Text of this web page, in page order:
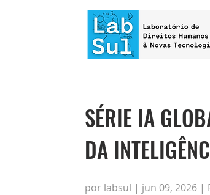
SÉRIE IA
DA
por labsul | jun 09, 2026 |